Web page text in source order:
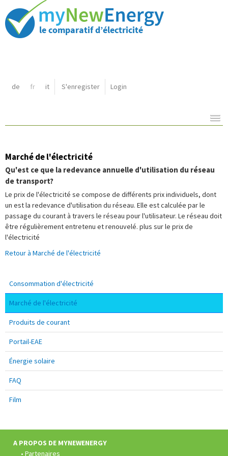
de fr it S'enregister Login
Contenu:
Marché de l'électricité
Qu'est ce que la redevance annuelle d'utilisation du réseau
de transport?
Le prix de l'électricité se compose de différents prix individuels, dont
un est la redevance d'utilisation du réseau. Elle est calculée par le
passage du courant à travers le réseau pour l'utilisateur. Le réseau doit
être régulièrement entretenu et renouvelé. plus sur le prix de
l'électricité
Retour à Marché de l'électricité
Consommation d'électricité
Marché de l'électricité
Produits de courant
Portail-EAE
Énergie solaire
FAQ
Film
A PROPOS DE MYNEWENERGY
Partenaires